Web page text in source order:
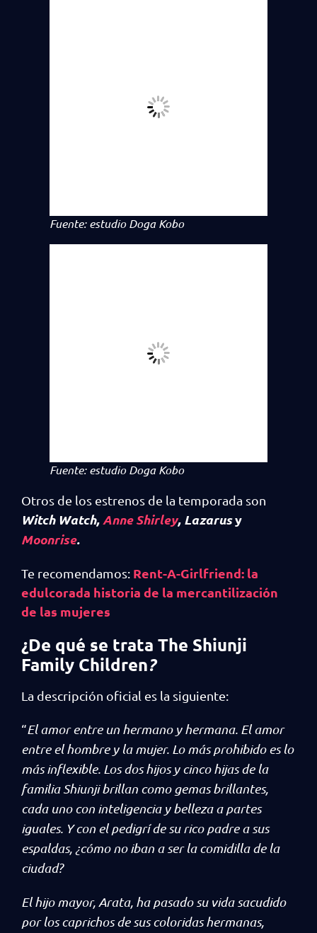
Fuente: estudio Doga Kobo
Fuente: estudio Doga Kobo
Otros de los estrenos de la temporada son
Witch Watch,Anne Shirley, Lazarusy
Moonrise.
Te recomendamos: Rent-A-Girlfriend: la
edulcorada historia de la mercantilización
de las mujeres
¿De qué se trata The Shiunji
Family Children?
La descripción oficial es la siguiente:
“El amor entre un hermano y hermana. El amor
entre el hombre y la mujer. Lo más prohibido es lo
más inflexible. Los dos hijos y cinco hijas de la
familia Shiunji brillan como gemas brillantes,
cada uno con inteligencia y belleza a partes
iguales. Y con el pedigrí de su rico padre a sus
espaldas, ¿cómo no iban a ser la comidilla de la
ciudad?
El hijo mayor, Arata, ha pasado su vida sacudido
por los caprichos de sus coloridas hermanas,